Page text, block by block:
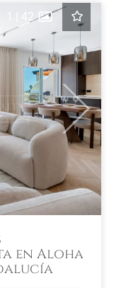
Next
1 42
en Aloha